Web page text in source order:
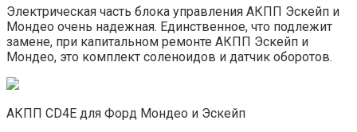
Электрическая часть блока управления АКПП Эскейп и
Мондео очень надежная. Единственное, что подлежит
замене, при капитальном ремонте АКПП Эскейп и
Мондео, это комплект соленоидов и датчик оборотов.
АКПП CD4E для Форд Мондео и Эскейп